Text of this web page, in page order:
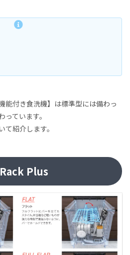
能付き食洗機】は標準型には備わっ
ています。
紹介します。
Plus